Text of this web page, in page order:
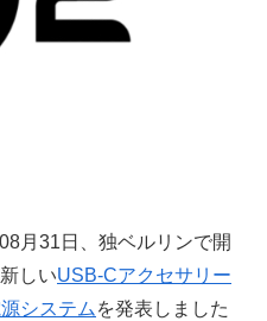
月31日、独ベルリンで開
しいUSB-Cアクセサリー
システム を発表しました